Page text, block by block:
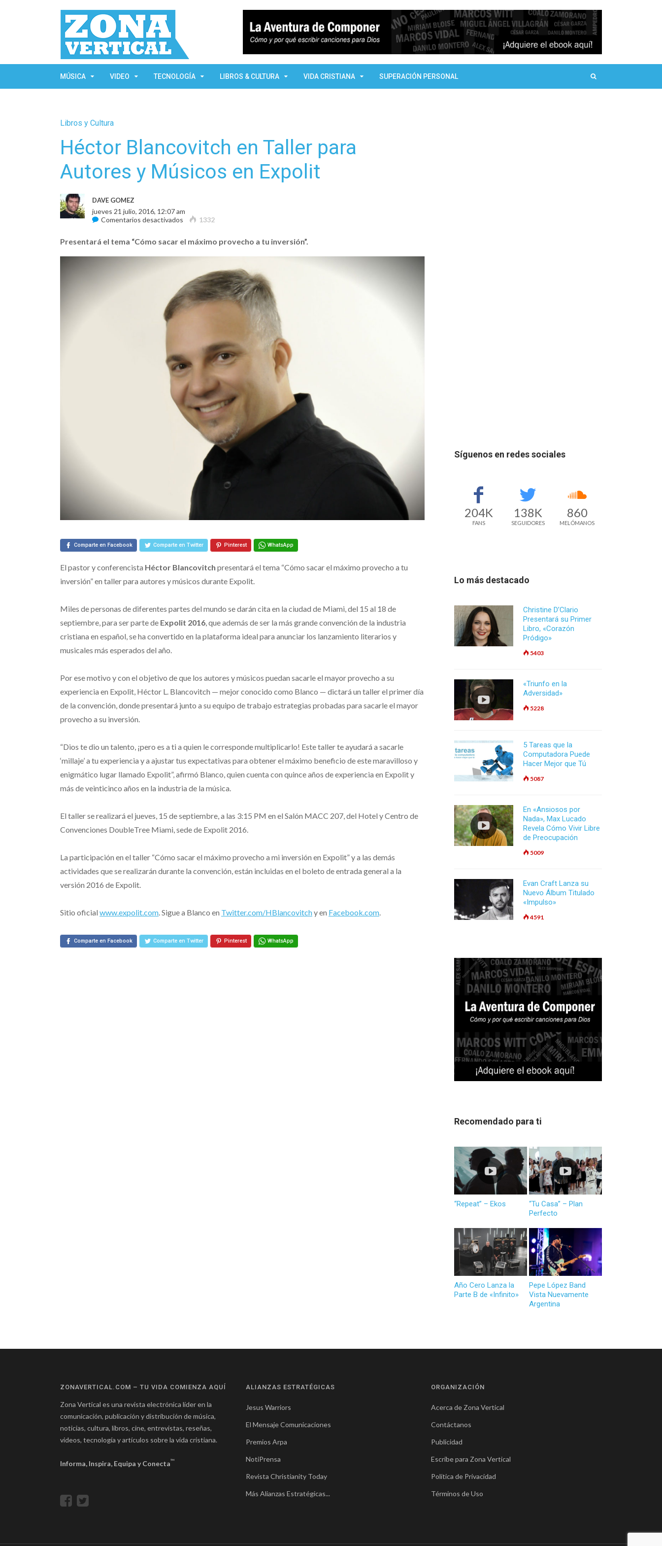
MÚSICA VIDEO TECNOLOGÍA LIBROS & CULTURA VIDA CRISTIANA SUPERACIÓN PERSONAL
Libros y Cultura
Héctor Blancovitch en Taller para
Autores y Músicos en Expolit
DAVE GOMEZ
jueves 21 julio, 2016, 12:07 am
Comentarios desactivados en
en
Músicos
en
Expolit
1332
Presentará el tema “Cómo sacar el máximo provecho a tu inversión”.
Comparte en Facebook Comparte en Twitter Pinterest WhatsApp
El pastor y conferencista Héctor Blancovitch presentará el tema “Cómo sacar el máximo provecho a tu
inversión” en taller para autores y músicos durante Expolit.
Miles de personas de diferentes partes del mundo se darán cita en la ciudad de Miami, del 15 al 18 de
septiembre, para ser parte de Expolit 2016, que además de ser la más grande convención de la industria
cristiana en español, se ha convertido en la plataforma ideal para anunciar los lanzamiento literarios y
musicales más esperados del año.
Por ese motivo y con el objetivo de que los autores y músicos puedan sacarle el mayor provecho a su
experiencia en Expolit, Héctor L. Blancovitch — mejor conocido como Blanco — dictará un taller el primer día
de la convención, donde presentará junto a su equipo de trabajo estrategias probadas para sacarle el mayor
provecho a su inversión.
“Dios te dio un talento, ¡pero es a ti a quien le corresponde multiplicarlo! Este taller te ayudará a sacarle
‘millaje’ a tu experiencia y a ajustar tus expectativas para obtener el máximo beneficio de este maravilloso y
enigmático lugar llamado Expolit”, afirmó Blanco, quien cuenta con quince años de experiencia en Expolit y
más de veinticinco años en la industria de la música.
El taller se realizará el jueves, 15 de septiembre, a las 3:15 PM en el Salón MACC 207, del Hotel y Centro de
Convenciones DoubleTree Miami, sede de Expolit 2016.
La participación en el taller “Cómo sacar el máximo provecho a mi inversión en Expolit” y a las demás
actividades que se realizarán durante la convención, están incluidas en el boleto de entrada general a la
versión 2016 de Expolit.
Sitio oficial www.expolit.com. Sigue a Blanco en Twitter.com/HBlancovitchy en Facebook.com.
Comparte en Facebook Comparte en Twitter Pinterest WhatsApp
Síguenos en redes sociales
204K
FANS
138K
SEGUIDORES
860
MELÓMANOS
Lo más destacado
Christine D’Clario
Presentará su Primer
Libro, «Corazón
Pródigo»
5403
«Triunfo en la
Adversidad»
5228
5 Tareas que la
Computadora Puede
Hacer Mejor que Tú
5087
En «Ansiosos por
Nada», Max Lucado
Revela Cómo Vivir Libre
de Preocupación
5009
Evan Craft Lanza su
Nuevo Álbum Titulado
«Impulso»
4591
Recomendado para ti
“Repeat” – Ekos
“Tu Casa” – Plan
Perfecto
Año Cero Lanza la
Parte B de «Infinito»
Pepe López Band
Vista Nuevamente
Argentina
ZONAVERTICAL.COM – TU VIDA COMIENZA AQUÍ
Zona Vertical es una revista electrónica líder en la
comunicación, publicación y distribución de música,
noticias, cultura, libros, cine, entrevistas, reseñas,
videos, tecnología y artículos sobre la vida cristiana.
Informa, Inspira, Equipa y Conecta™
ALIANZAS ESTRATÉGICAS
Jesus Warriors
El Mensaje Comunicaciones
Premios Arpa
NotiPrensa
Revista Christianity Today
Más Alianzas Estratégicas...
ORGANIZACIÓN
Acerca de Zona Vertical
Contáctanos
Publicidad
Escribe para Zona Vertical
Política de Privacidad
Términos de Uso